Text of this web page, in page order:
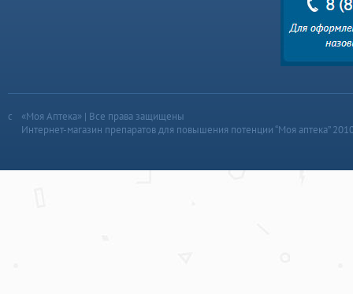
«Моя Аптека» | Все права защищены
Интернет-магазин препаратов для повышения потенции “Моя аптека”